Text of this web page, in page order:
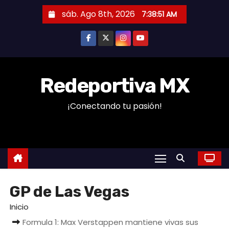
n
sáb. Ago 8th, 2026 7:38:52 AM
Redeportiva MX
¡Conectando tu pasión!
GP de Las Vegas
Inicio
Formula 1: Max Verstappen mantiene vivas sus